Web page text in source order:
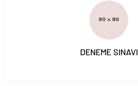
DENEME SINAVI